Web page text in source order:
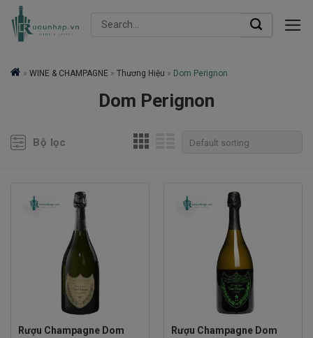
Skip
Search
» WINE & CHAMPAGNE » Thương Hiệu » Dom Perignon
Dom Perignon
Bộ lọc
Rượu Champagne Dom
Rượu Champagne Dom